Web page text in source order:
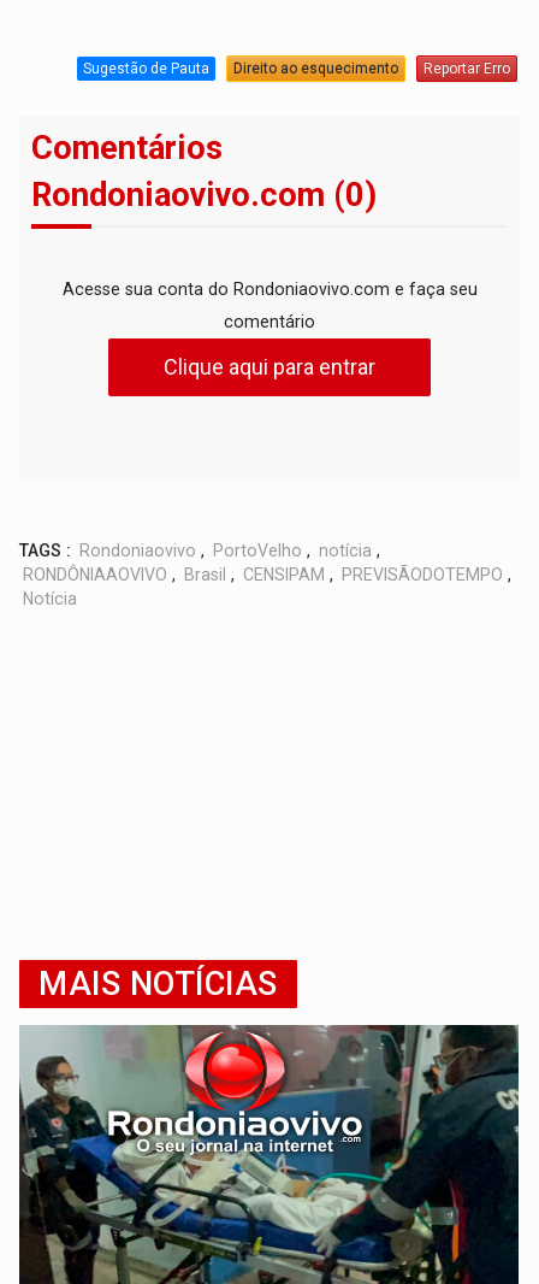
Sugestão de Pauta Direito ao esquecimento Reportar Erro
Comentários
Rondoniaovivo.com (0)
Acesse sua conta do Rondoniaovivo.com e faça seu
comentário
Clique aqui para entrar
TAGS : Rondoniaovivo , PortoVelho , notícia ,
RONDÔNIAAOVIVO , Brasil , CENSIPAM , PREVISÃODOTEMPO ,
Notícia
MAIS NOTÍCIAS